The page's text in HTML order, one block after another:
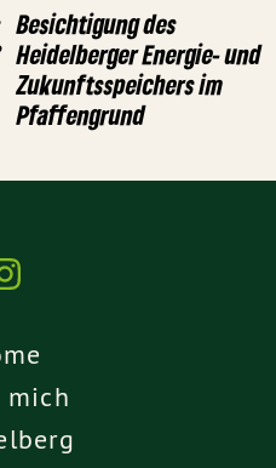
Besichtigung des
Heidelberger Energie- und
Zukunftsspeichers im
Pfaffengrund
mich